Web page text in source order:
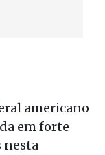
americano
em forte
nesta